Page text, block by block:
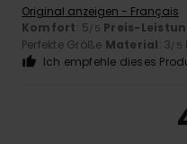
Original anzeigen - Français
Komfort: 5/5 Preis-
Perfekte Größe Material: 3/5
Ich empfehle dieses